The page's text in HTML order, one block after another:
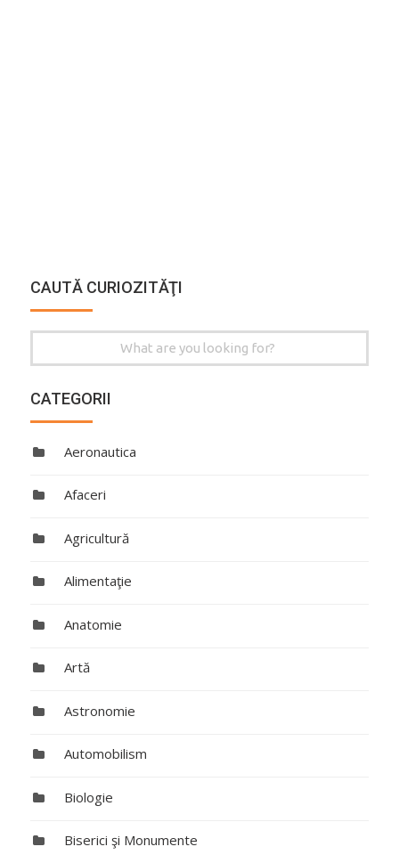
CAUTĂ CURIOZITĂŢI
for:
CATEGORII
Aeronautica
Afaceri
Agricultură
Alimentaţie
Anatomie
Artă
Astronomie
Automobilism
Biologie
Biserici şi Monumente